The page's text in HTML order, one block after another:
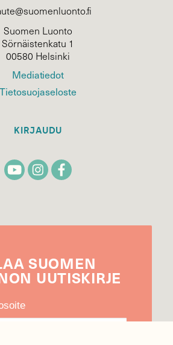
Suomen Luonto
Sörnäistenkatu 1
00580 Helsinki
Mediatiedot
Tietosuojaseloste
KIRJAUDU
SUOMEN
UUTIS­KIRJE